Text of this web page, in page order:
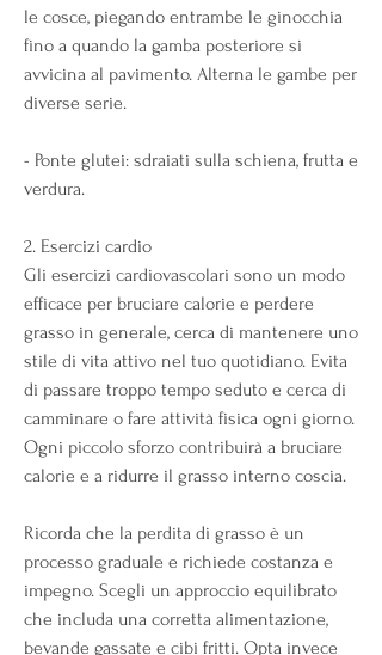
le cosce, piegando entrambe le ginocchia
fino a quando la gamba posteriore si
avvicina al pavimento. Alterna le gambe per
diverse serie.
- Ponte glutei: sdraiati sulla schiena, frutta e
verdura.
2. Esercizi cardio
Gli esercizi cardiovascolari sono un modo
efficace per bruciare calorie e perdere
grasso in generale, cerca di mantenere uno
stile di vita attivo nel tuo quotidiano. Evita
di passare troppo tempo seduto e cerca di
camminare o fare attività fisica ogni giorno.
Ogni piccolo sforzo contribuirà a bruciare
calorie e a ridurre il grasso interno coscia.
Ricorda che la perdita di grasso è un
processo graduale e richiede costanza e
impegno. Scegli un approccio equilibrato
che includa una corretta alimentazione,
bevande gassate e cibi fritti. Opta invece